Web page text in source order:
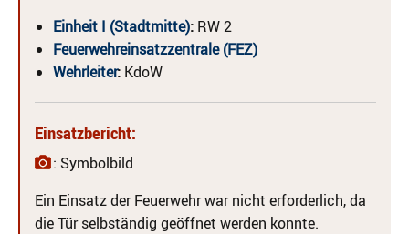
Einheit I (Stadtmitte): RW 2
Feuerwehreinsatzzentrale (FEZ)
Wehrleiter: KdoW
Einsatzbericht:
: Symbolbild
Ein Einsatz der Feuerwehr war nicht erforderlich, da
die Tür selbständig geöffnet werden konnte.